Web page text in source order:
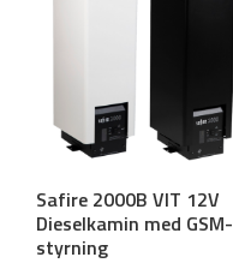
Safire 2000B VIT 12V
Dieselkamin med GSM-
styrning